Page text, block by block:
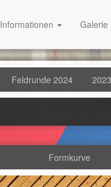
Feldrunde 2024
Formkurve
Informationen Galerie